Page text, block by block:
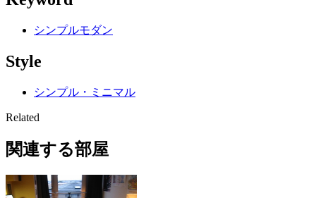
シンプルモダン
Style
シンプル・ミニマル
Related
関連する部屋